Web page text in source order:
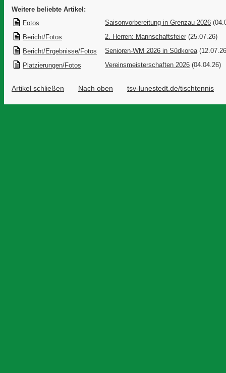
Weitere beliebte Artikel:
Fotos
Saisonvorbereitung in Grenzau 2026
Bericht/Fotos
2. Herren: Mannschaftsfeier (25.07.26)
Bericht/Ergebnisse/Fotos
Senioren-WM 2026 in Südkorea
Platzierungen/Fotos
Vereinsmeisterschaften 2026 (04.04.26)
Artikel schließen Nach oben tsv-lunestedt.de/tischtennis